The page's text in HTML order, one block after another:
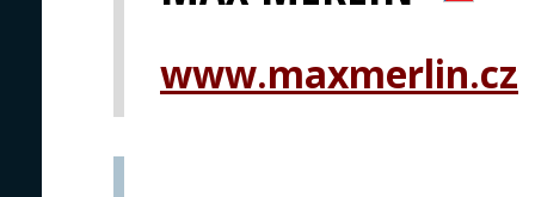
www.maxmerlin.cz